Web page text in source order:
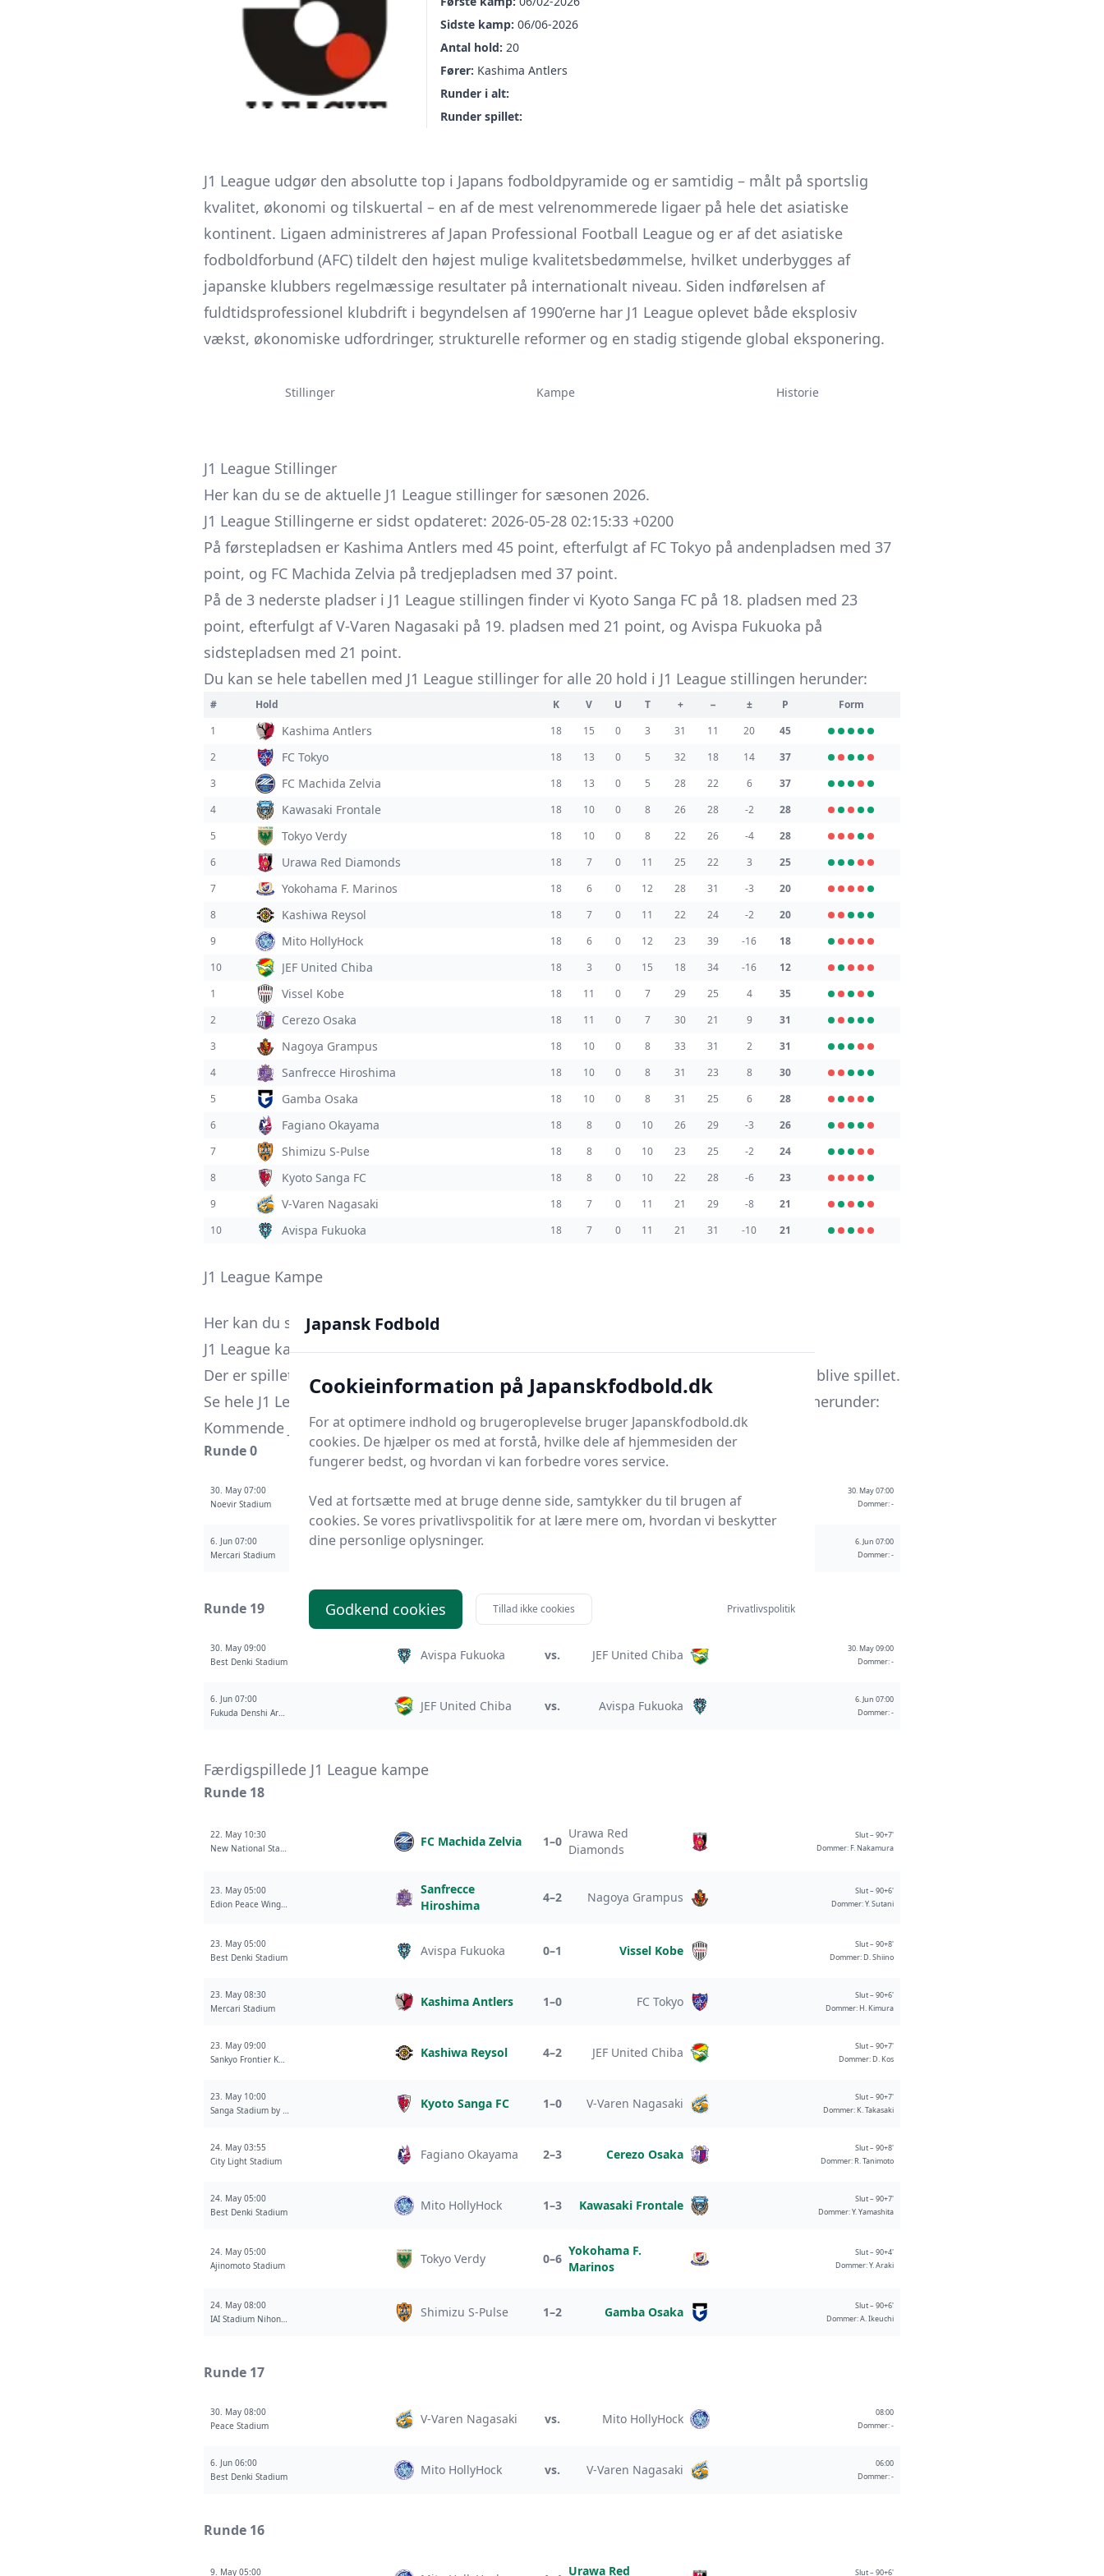
Sidste kamp: 06/06-2026
Antal hold: 20
Fører: Kashima Antlers
Runder i alt:
Runder spillet:
J1 League udgør den absolutte top i Japans fodboldpyramide og er samtidig – målt på sportslig
kvalitet, økonomi og tilskuertal – en af de mest velrenommerede ligaer på hele det asiatiske
kontinent. Ligaen administreres af Japan Professional Football League og er af det asiatiske
fodboldforbund (AFC) tildelt den højest mulige kvalitetsbedømmelse, hvilket underbygges af
japanske klubbers regelmæssige resultater på internationalt niveau. Siden indførelsen af
fuldtidsprofessionel klubdrift i begyndelsen af 1990’erne har J1 League oplevet både eksplosiv
vækst, økonomiske udfordringer, strukturelle reformer og en stadig stigende global eksponering.
Stillinger Kampe Historie
J1 League Stillinger
Her kan du se de aktuelle J1 League stillinger for sæsonen 2026.
J1 League Stillingerne er sidst opdateret: 2026-05-28 02:15:33 +0200
På førstepladsen er Kashima Antlers med 45 point, efterfulgt af FC Tokyo på andenpladsen med 37
point, og FC Machida Zelvia på tredjepladsen med 37 point.
På de 3 nederste pladser i J1 League stillingen finder vi Kyoto Sanga FC på 18. pladsen med 23
point, efterfulgt af V-Varen Nagasaki på 19. pladsen med 21 point, og Avispa Fukuoka på
sidstepladsen med 21 point.
Du kan se hele tabellen med J1 League stillinger for alle 20 hold i J1 League stillingen herunder:
# Hold K V U T + − ± P
Form
1
Kashima Antlers 18 15 0 3 31 11 20
45
2
FC Tokyo 18 13 0 5 32 18 14
37
3
FC Machida Zelvia 18 13 0 5 28 22 6
37
4
Kawasaki Frontale 18 10 0 8 26 28 -2
28
5
Tokyo Verdy 18 10 0 8 22 26 -4
28
6
Urawa Red Diamonds 18 7 0 11 25 22 3
25
7
Yokohama F. Marinos 18 6 0 12 28 31 -3
20
8
Kashiwa Reysol 18 7 0 11 22 24 -2
20
9
Mito HollyHock 18 6 0 12 23 39 -16
18
10
JEF United Chiba 18 3 0 15 18 34 -16
12
1
Vissel Kobe 18 11 0 7 29 25 4
35
2
Cerezo Osaka 18 11 0 7 30 21 9
31
3
Nagoya Grampus 18 10 0 8 33 31 2
31
4
Sanfrecce Hiroshima 18 10 0 8 31 23 8
30
5
Gamba Osaka 18 10 0 8 31 25 6
28
6
Fagiano Okayama 18 8 0 10 26 29 -3
26
7
Shimizu S-Pulse 18 8 0 10 23 25 -2
24
8
Kyoto Sanga FC 18 8 0 10 22 28 -6
23
9
V-Varen Nagasaki 18 7 0 11 21 29 -8
21
10
Avispa Fukuoka 18 7 0 11 21 31 -10 21
J1 League Kampe
Her kan du se hele kampprogrammet for med alle
J1 League kampe spilles fra 06/02-2026 til 06/06-2026.
Der er spillet 18 J1 League kampe indtil videre, og 2 J1 League kampe mangler stadig at blive spillet.
Se hele J1 League kampprogrammet herunder med både spillede og fremtidige runder herunder:
Kommende J1 League Kampe
Runde 0
30. May 07:00
Noevir Stadium
Vissel Kobe vs. Kashima Antlers
30. May 07:00
Dommer: -
6. Jun 07:00
Mercari Stadium
Kashima Antlers
6. Jun 07:00
Dommer: -
Runde 19
30. May 09:00
Best Denki Stadium
Avispa Fukuoka vs. JEF United Chiba
30. May 09:00
Dommer: -
6. Jun 07:00
Fukuda Denshi Arena
JEF United Chiba vs. Avispa Fukuoka
6. Jun 07:00
Dommer: -
Færdigspillede J1 League kampe
Runde 18
22. May 10:30
New National Stadium
FC Machida Zelvia 1–0
Urawa Red
Diamonds
Slut – 90+7'
Dommer: F. Nakamura
23. May 05:00
Edion Peace Wing Hiroshima
Sanfrecce
Hiroshima
4–2 Nagoya Grampus
Slut – 90+6'
Dommer: Y. Sutani
23. May 05:00
Best Denki Stadium
Avispa Fukuoka 0–1 Vissel Kobe
Slut – 90+8'
Dommer: D. Shiino
23. May 08:30
Mercari Stadium
Kashima Antlers 1–0 FC Tokyo
Slut – 90+6'
Dommer: H. Kimura
23. May 09:00
Sankyo Frontier Kashiwa Stadium
Kashiwa Reysol 4–2 JEF United Chiba
Slut – 90+7'
Dommer: D. Kos
23. May 10:00
Sanga Stadium by Kyocera
Kyoto Sanga FC 1–0 V-Varen Nagasaki
Slut – 90+7'
Dommer: K. Takasaki
24. May 03:55
City Light Stadium
Fagiano Okayama 2–3 Cerezo Osaka
Slut – 90+8'
Dommer: R. Tanimoto
24. May 05:00
Best Denki Stadium
Mito HollyHock 1–3 Kawasaki Frontale
Slut – 90+7'
Dommer: Y. Yamashita
24. May 05:00
Ajinomoto Stadium
Tokyo Verdy 0–6
Yokohama F.
Marinos
Slut – 90+4'
Dommer: Y. Araki
24. May 08:00
IAI Stadium Nihondaira
Shimizu S-Pulse 1–2 Gamba Osaka
Slut – 90+6'
Dommer: A. Ikeuchi
Runde 17
30. May 08:00
Peace Stadium
V-Varen Nagasaki vs. Mito HollyHock
08:00
Dommer: -
6. Jun 06:00
Best Denki Stadium
Mito HollyHock vs. V-Varen Nagasaki
06:00
Dommer: -
Runde 16
9. May 05:00 Urawa Red Slut – 90+6'
Japansk Fodbold
Cookieinformation på Japanskfodbold.dk
For at optimere indhold og brugeroplevelse bruger Japanskfodbold.dk
cookies. De hjælper os med at forstå, hvilke dele af hjemmesiden der
fungerer bedst, og hvordan vi kan forbedre vores service.
Ved at fortsætte med at bruge denne side, samtykker du til brugen af
cookies. Se vores privatlivspolitik for at lære mere om, hvordan vi beskytter
dine personlige oplysninger.
Godkend cookies Tillad ikke cookies Privatlivspolitik